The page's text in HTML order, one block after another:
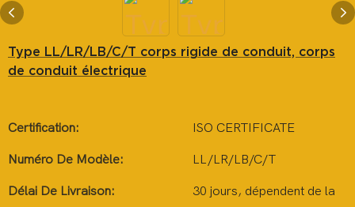
Type LL/LR/LB/C/T corps rigide de conduit, corps
de conduit électrique
Certification: ISO CERTIFICATE
Numéro De Modèle: LL/LR/LB/C/T
Délai De Livraison:
30 jours, dépendent de la